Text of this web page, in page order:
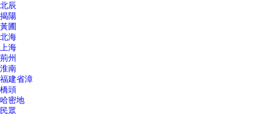
北辰
揭陽
黃圃
北海
上海
荊州
淮南
福建省漳
橋頭
哈密地
民眾